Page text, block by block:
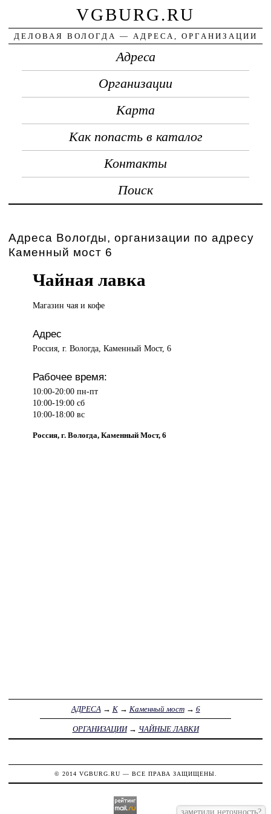
VGBURG.RU
ДЕЛОВАЯ ВОЛОГДА — АДРЕСА, ОРГАНИЗАЦИИ
Адреса
Организации
Карта
Как попасть в каталог
Контакты
Поиск
Адреса Вологды, организации по адресу
Каменный мост 6
Чайная лавка
Магазин чаяи кофе
Адрес
Россия, г. Вологда, Каменный Мост, 6
Рабочее время:
10:00-20:00 пн-пт
10:00-19:00 сб
10:00-18:00 вс
Россия, г. Вологда, Каменный Мост, 6
АДРЕСА→ К→ Каменный мост→ 6
ОРГАНИЗАЦИИ→ ЧАЙНЫЕ ЛАВКИ
© 2014 VGBURG.RU — ВСЕ ПРАВА ЗАЩИЩЕНЫ.
заметили неточность?